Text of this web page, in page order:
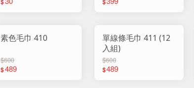
素色毛巾 410
$600
$489
單線條毛巾 411 (12
入組)
$600
$489